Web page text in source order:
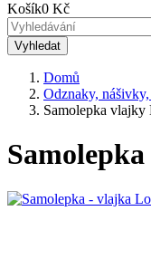
Košík0 Kč
Drobečková
navigace
Domů
Odznaky,
Samolepka vlajky